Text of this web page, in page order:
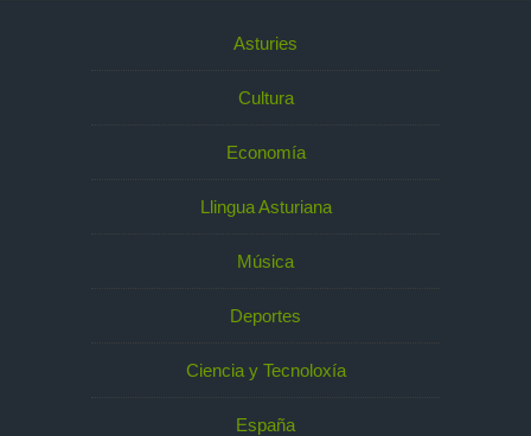
Asturies
Cultura
Economía
Llingua Asturiana
Música
Deportes
Ciencia y Tecnoloxía
España